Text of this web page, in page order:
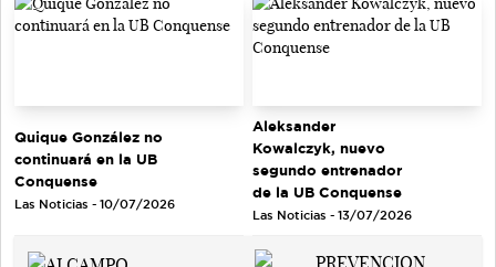
Quique González no
continuará en la UB
Conquense
Las Noticias - 10/07/2026
Aleksander
Kowalczyk, nuevo
segundo entrenador
de la UB Conquense
Las Noticias - 13/07/2026